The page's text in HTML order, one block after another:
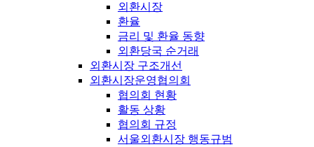
외환시장
환율
금리 및 환율 동향
외환당국 순거래
외환시장 구조개선
외환시장운영협의회
협의회 현황
활동 상황
협의회 규정
서울외환시장 행동규범